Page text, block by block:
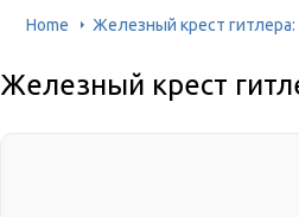
Home Железный крест гитлера:
Железный крест